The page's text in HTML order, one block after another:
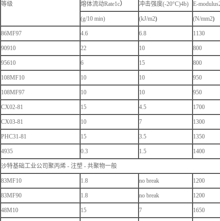
等级 熔体流动Rate1c） 冲击强度(-20°C)4b) E-
(g/10 min) (kJ/m2) (N/mm2)
86MF97 4.6 6.8 1130
90910 22 10 800
95610 6 15 800
108MF10 10 10 950
108MF97 10 10 950
CX02-81 15 4.5 1700
CX03-81 10 7 1300
PHC31-81 15 3.5 1350
4935 0.3 1.5 1400
沙特基础工业公司聚丙烯 - 注塑 - 共聚物一般
83MF10 1.8 no break 1200
83MF90 1.8 no break 1200
48M10 15 7 1650